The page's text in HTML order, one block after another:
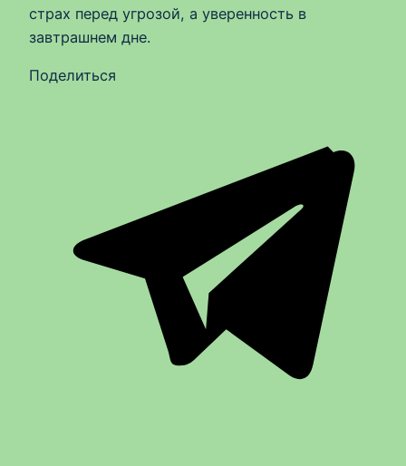
страх перед угрозой, а уверенность в
завтрашнем дне.
Поделиться